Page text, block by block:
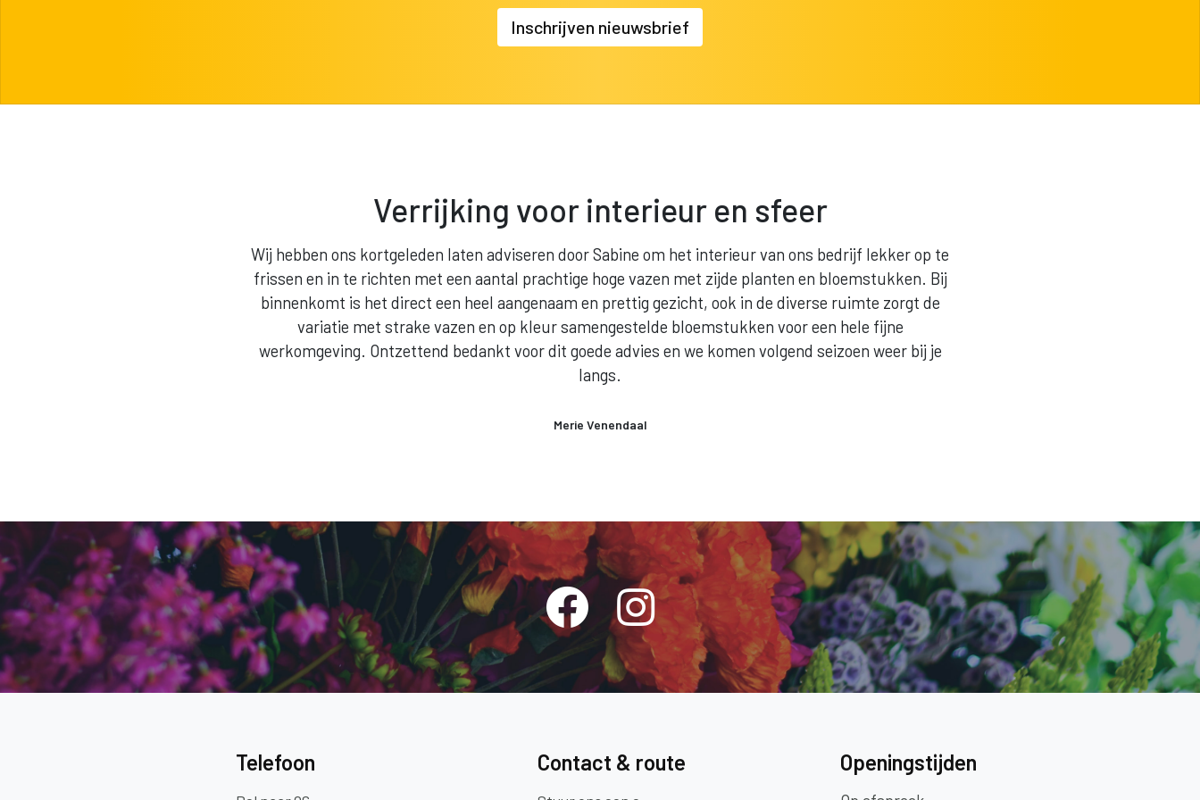
Inschrijven nieuwsbrief
Verrijking voor interieur en sfeer
Wij hebben ons kortgeleden laten adviseren door Sabine om het interieur van ons bedrijf lekker op te
frissen en in te richten met een aantal prachtige hoge vazen met zijde planten en bloemstukken. Bij
binnenkomt is het direct een heel aangenaam en prettig gezicht, ook in de diverse ruimte zorgt de
variatie met strake vazen en op kleur samengestelde bloemstukken voor een hele fijne
werkomgeving. Ontzettend bedankt voor dit goede advies en we komen volgend seizoen weer bij je
langs.
Merie Venendaal
Telefoon Contact & route Openingstijden